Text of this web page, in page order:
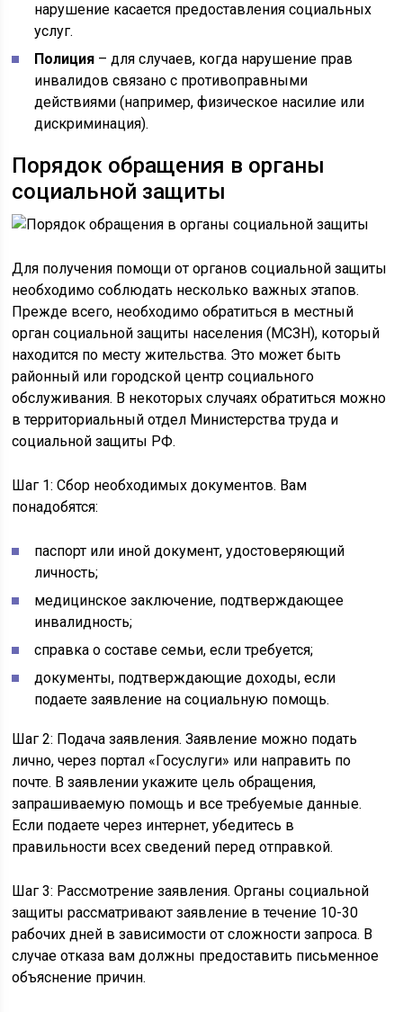
нарушение касается предоставления социальных
услуг.
Полиция – для случаев, когда нарушение прав
инвалидов связано с противоправными
действиями (например, физическое насилие или
дискриминация).
Порядок обращения в органы
социальной защиты
Для получения помощи от органов социальной защиты
необходимо соблюдать несколько важных этапов.
Прежде всего, необходимо обратиться в местный
орган социальной защиты населения (МСЗН), который
находится по месту жительства. Это может быть
районный или городской центр социального
обслуживания. В некоторых случаях обратиться можно
в территориальный отдел Министерства труда и
социальной защиты РФ.
Шаг 1: Сбор необходимых документов. Вам
понадобятся:
паспорт или иной документ, удостоверяющий
личность;
медицинское заключение, подтверждающее
инвалидность;
справка о составе семьи, если требуется;
документы, подтверждающие доходы, если
подаете заявление на социальную помощь.
Шаг 2: Подача заявления. Заявление можно подать
лично, через портал «Госуслуги» или направить по
почте. В заявлении укажите цель обращения,
запрашиваемую помощь и все требуемые данные.
Если подаете через интернет, убедитесь в
правильности всех сведений перед отправкой.
Шаг 3: Рассмотрение заявления. Органы социальной
защиты рассматривают заявление в течение 10-30
рабочих дней в зависимости от сложности запроса. В
случае отказа вам должны предоставить письменное
объяснение причин.